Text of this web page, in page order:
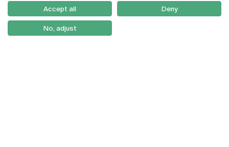
Como Chegar
Newsletter
Accept all Deny
No, adjust